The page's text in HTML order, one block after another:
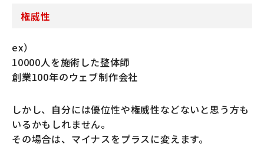
権威性
ex）
10000人を施術した整体師
創業100年のウェブ制作会社
しかし、自分には優位性や権威性などないと思う方も
いるかもしれません。
その場合は、 マイナスをプラスに変えます。